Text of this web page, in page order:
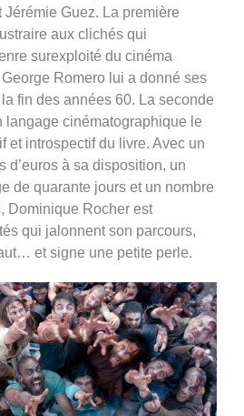
Guez. La première
aux clichés qui
surexploité du cinéma
Romero lui a donné ses
fin des années 60. La seconde
langage cinématographique le
et introspectif du livre. Avec un
d’euros à sa disposition, un
de quarante jours et un nombre
Dominique Rocher est
qui jalonnent son parcours,
et signe une petite perle.